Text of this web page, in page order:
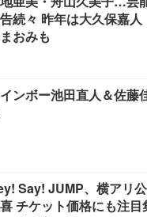
続々 昨年は大久保嘉
おみも
ンボー池田直人＆佐藤
Say! JUMP、横アリ
チケット価格にも注